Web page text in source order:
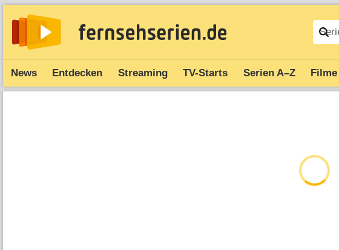
News Entdecken Streaming TV-Starts Serien A–Z Filme